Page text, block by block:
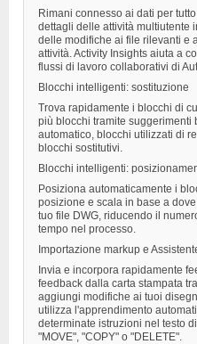
Rimani connesso ai dati per
dettagli delle attività multiutente
delle modifiche ai file rilevanti e
attività. Activity Insights aiuta a
flussi di lavoro collaborativi di
Blocchi intelligenti: sostituzione
Trova rapidamente i blocchi di
più blocchi tramite suggerimenti
automatico, blocchi utilizzati di
blocchi sostitutivi.
Blocchi intelligenti:
Posiziona automaticamente i
posizione e scala in base a
tuo file DWG, riducendo il
tempo nel processo.
Importazione markup e
Invia e incorpora rapidamente
feedback dalla carta stampata
aggiungi modifiche ai tuoi
utilizza l'apprendimento
determinate istruzioni nel testo
"MOVE", "COPY" o "DELETE".